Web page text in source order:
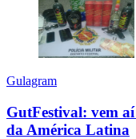
Gulagram
GutFestival: vem
da América Latina